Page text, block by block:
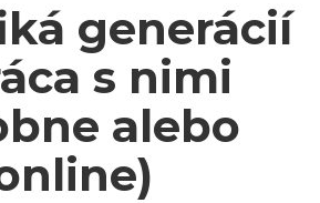
generácií
s nimi
alebo